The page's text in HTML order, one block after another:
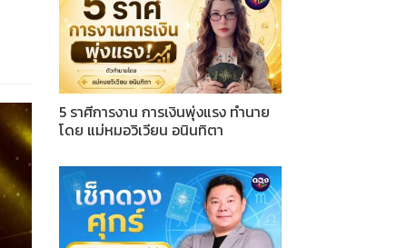
5 ราศีการงาน การเงินพุ่งแรง ทำนาย
โดย แม่หมอวิเวียน อนินทิตา